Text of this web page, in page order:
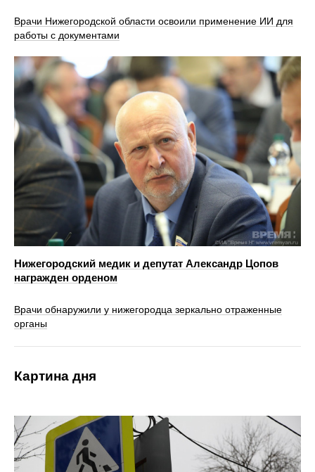
Врачи Нижегородской области освоили применение ИИ для
работы с документами
Нижегородский медик и депутат Александр Цопов
награжден орденом
Врачи обнаружили у нижегородца зеркально отраженные
органы
Картина дня